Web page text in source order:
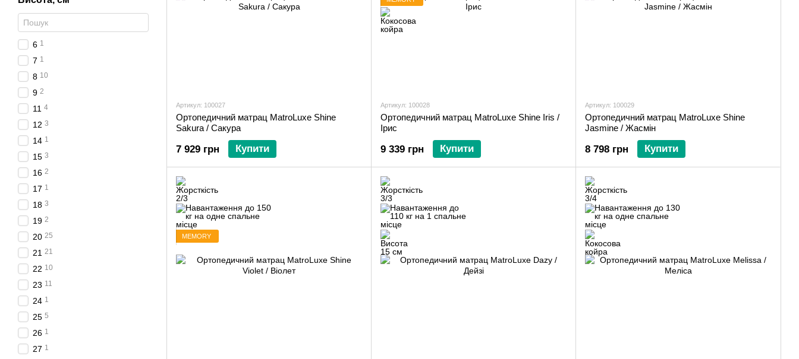
Артикул: 100027
Ортопедичний матрац MatroLuxe Shine
Sakura / Сакура
7 929 грн Купити
Артикул: 100028
Ортопедичний матрац MatroLuxe Shine Iris /
Ірис
9 339 грн Купити
Артикул: 100029
Ортопедичний матрац MatroLuxe Shine
Jasmine / Жасмін
8 798 грн Купити
MEMORY
6 1
7 1
8 10
9 2
11 4
12 3
14 1
15 3
16 2
17 1
18 3
19 2
20 25
21 21
22 10
23 11
24 1
25 5
26 1
27 1